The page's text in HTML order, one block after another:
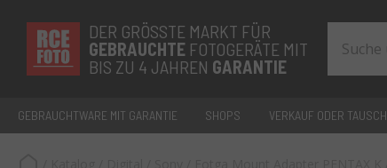
DER GRÖSSTE MARKT FÜR
GEBRAUCHTE FOTOGERÄTE MIT
BIS ZU 4 JAHREN GARANTIE
GEBRAUCHTWARE MIT GARANTIE SHOPS VERKAUF ODER TAUSCH